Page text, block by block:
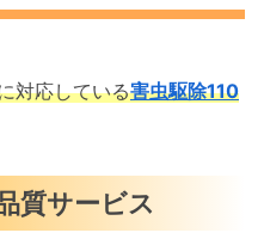
対応している害虫駆除110
質サービス